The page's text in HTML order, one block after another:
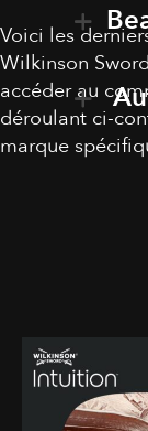
Voici les
Wilkinson
accéder au
déroulant ci-
marque